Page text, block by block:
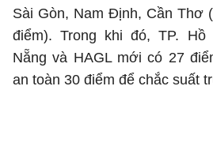
Sài Gòn, Nam Định, Cần Thơ
điểm). Trong khi đó, TP.
Nẵng và HAGL mới có 27
an toàn 30 điểm để chắc suất